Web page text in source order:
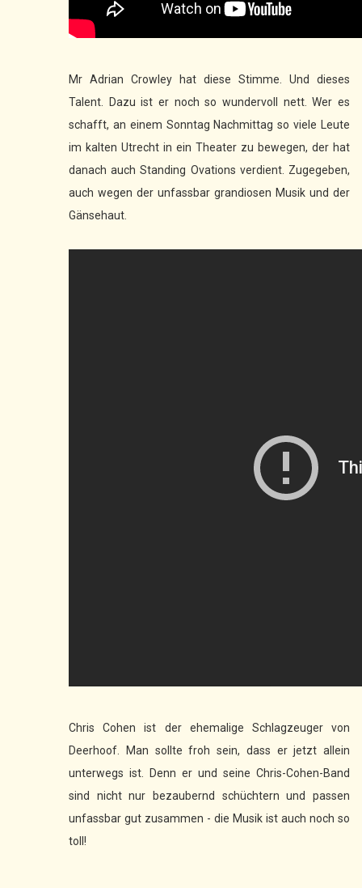
Mr Adrian Crowley hat diese Stimme. Und dieses
Talent. Dazu ist er noch so wundervoll nett. Wer es
schafft, an einem Sonntag Nachmittag so viele Leute
im kalten Utrecht in ein Theater zu bewegen, der hat
danach auch Standing Ovations verdient. Zugegeben,
auch wegen der unfassbar grandiosen Musik und der
Gänsehaut.
Chris Cohen ist der ehemalige Schlagzeuger von
Deerhoof. Man sollte froh sein, dass er jetzt allein
unterwegs ist. Denn er und seine Chris-Cohen-Band
sind nicht nur bezaubernd schüchtern und passen
unfassbar gut zusammen - die Musik ist auch noch so
toll!